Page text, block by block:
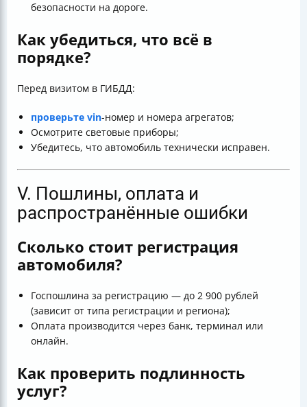
безопасности на дороге.
Как убедиться, что всё в
порядке?
Перед визитом в ГИБДД:
проверьте vin-номер и номера агрегатов;
Осмотрите световые приборы;
Убедитесь, что автомобиль технически исправен.
V. Пошлины, оплата и
распространённые ошибки
Сколько стоит регистрация
автомобиля?
Госпошлина за регистрацию — до 2 900 рублей
(зависит от типа регистрации и региона);
Оплата производится через банк, терминал или
онлайн.
Как проверить подлинность
услуг?